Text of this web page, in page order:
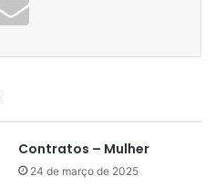
Contratos – Mulher
24 de março de 2025